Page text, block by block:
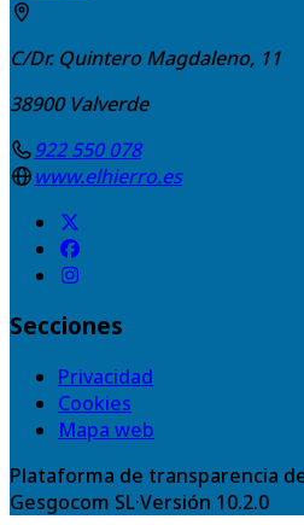
C/Dr. Quintero Magdaleno, 11
38900 Valverde
922 550 078
www.elhierro.es
Secciones
Privacidad
Cookies
Mapa web
Plataforma de transparencia
Gesgocom SL·Versión 10.2.0